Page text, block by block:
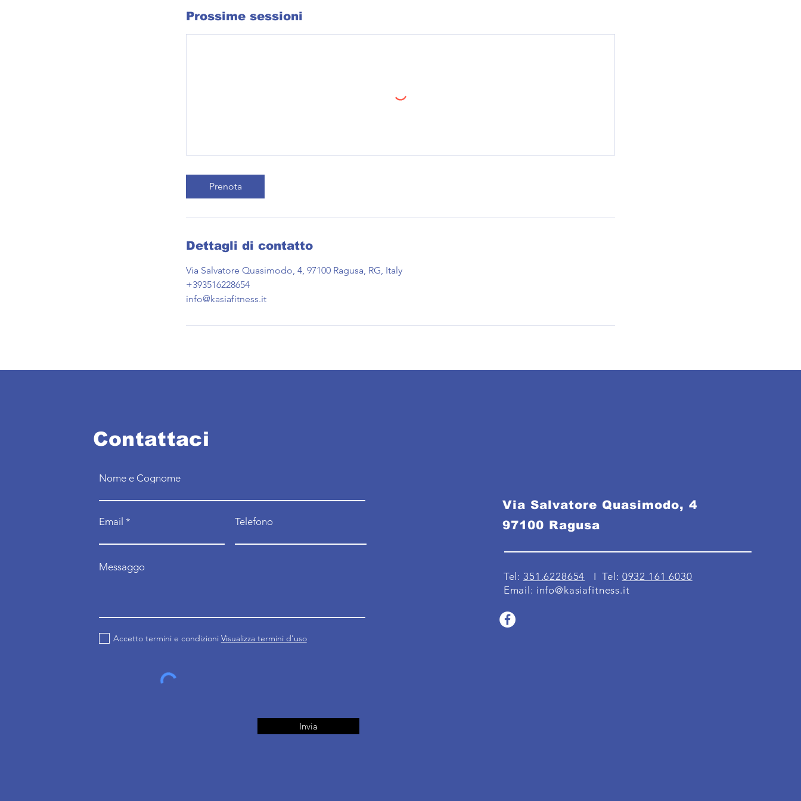
Prossime sessioni
Prenota
Dettagli di contatto
Via Salvatore Quasimodo, 4, 97100 Ragusa, RG, Italy
+393516228654
info@kasiafitness.it
Contattaci
Nome e Cognome
Email Telefono
Messaggo
Accetto termini e condizioni Visualizza termini d'uso
Invia
Via Salvatore Quasimodo, 4
97100 Ragusa
Tel: 351.6228654 I Tel: 0932 161 6030
Email: info@kasiafitness.it